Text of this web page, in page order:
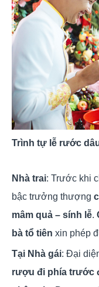
Trình tự lễ rước
Nhà trai: Trước khi
bậc trưởng thượng
mâm quả – sính lễ.
bà tổ tiên xin phép
Tại Nhà gái: Đại
rượu đi phía trước